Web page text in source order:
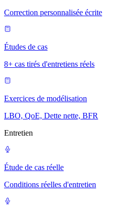
Correction personnalisée écrite
Études de cas
8+ cas tirés d'entretiens réels
Exercices de modélisation
LBO, QoE, Dette nette, BFR
Entretien
Étude de cas réelle
Conditions réelles d'entretien